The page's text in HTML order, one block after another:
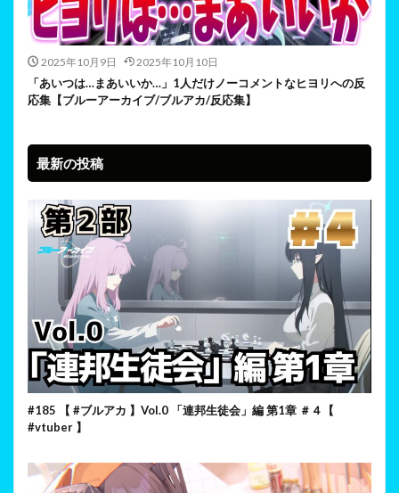
2025年10月9日 2025年10月10日
「あいつは…まあいいか…」1人だけノーコメントなヒヨリへの反
応集【ブルーアーカイブ/ブルアカ/反応集】
最新の投稿
#185 【 #ブルアカ 】Vol.0 「連邦生徒会」編 第1章 ＃４【
#vtuber 】